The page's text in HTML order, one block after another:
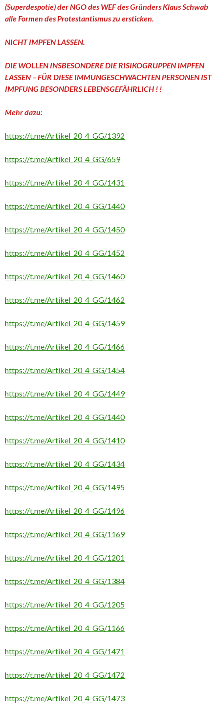
(Superdespotie) der NGO des WEF des Gründers Klaus Schwab
alle Formen des Protestantismus zu ersticken.
NICHT IMPFEN LASSEN.
DIE WOLLEN INSBESONDERE DIE RISIKOGRUPPEN IMPFEN
LASSEN – FÜR DIESE IMMUNGESCHWÄCHTEN PERSONEN IST
IMPFUNG BESONDERS LEBENSGEFÄHRLICH ! !
Mehr dazu:
https://t.me/Artikel_20_4_GG/1392
https://t.me/Artikel_20_4_GG/659
https://t.me/Artikel_20_4_GG/1431
https://t.me/Artikel_20_4_GG/1440
https://t.me/Artikel_20_4_GG/1450
https://t.me/Artikel_20_4_GG/1452
https://t.me/Artikel_20_4_GG/1460
https://t.me/Artikel_20_4_GG/1462
https://t.me/Artikel_20_4_GG/1459
https://t.me/Artikel_20_4_GG/1466
https://t.me/Artikel_20_4_GG/1454
https://t.me/Artikel_20_4_GG/1449
https://t.me/Artikel_20_4_GG/1440
https://t.me/Artikel_20_4_GG/1410
https://t.me/Artikel_20_4_GG/1434
https://t.me/Artikel_20_4_GG/1495
https://t.me/Artikel_20_4_GG/1496
https://t.me/Artikel_20_4_GG/1169
https://t.me/Artikel_20_4_GG/1201
https://t.me/Artikel_20_4_GG/1384
https://t.me/Artikel_20_4_GG/1205
https://t.me/Artikel_20_4_GG/1166
https://t.me/Artikel_20_4_GG/1471
https://t.me/Artikel_20_4_GG/1472
https://t.me/Artikel_20_4_GG/1473